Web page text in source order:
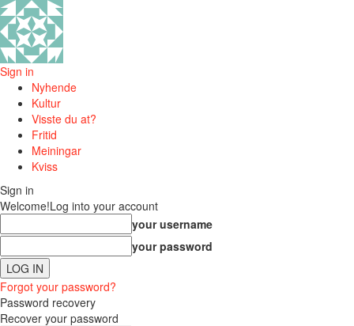
Sign in
Nyhende
Kultur
Visste du at?
Fritid
Meiningar
Kviss
Sign in
Welcome!Log into your account
your username
your password
Forgot your password?
Password recovery
Recover your password